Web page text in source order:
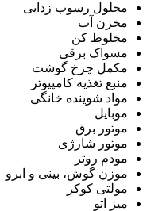
محلول رسوب زدایی
مخزن آب
مخلوط کن
مسواک برقی
مکمل چرخ گوشت
منبع تغذیه کامپیوتر
مواد شوینده خانگی
موبایل
موتور برق
موتور شارژی
مودم روتر
موزن گوش، بینی و ابرو
مولتی کوکر
میز اتو